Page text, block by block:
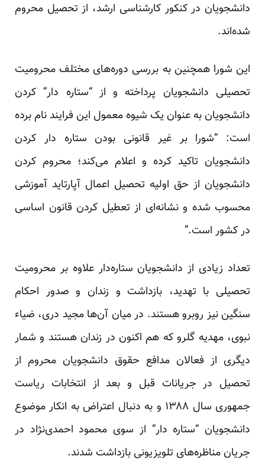
دانشجویان در کنکور کار‌شناسی ارشد، از تحصیل محروم
شده‌اند.
این شورا همچنین به بررسی دوره‌های مختلف محرومیت
تحصیلی دانشجویان پرداخته و از “ستاره دار” کردن
دانشجویان به عنوان یک شیوه معمول این فرایند نام برده
است: “شورا بر غیر قانونی بودن ستاره دار کردن
دانشجویان تاکید کرده و اعلام می‌کند؛ محروم کردن
دانشجویان از حق اولیه تحصیل اعمال آپارتاید آموزشی
محسوب شده و نشانه‌ای از تعطیل کردن قانون اساسی
در کشور است.”
تعداد زیادی از دانشجویان ستاره‌دار علاوه بر محرومیت
تحصیلی با تهدید، بازداشت و زندان و صدور احکام
سنگین نیز روبرو هستند. در میان آن‌ها مجید دری، ضیاء
نبوی، مهدیه گلرو که هم اکنون در زندان هستند و شمار
دیگری از فعالان مدافع حقوق دانشجویان محروم از
تحصیل در جریانات قبل و بعد از انتخابات ریاست
جمهوری سال ۱۳۸۸ و به دنبال اعتراض به انکار موضوع
دانشجویان “ستاره دار” از سوی محمود احمدی‌نژاد در
جریان مناظره‌های تلویزیونی بازداشت شدند.